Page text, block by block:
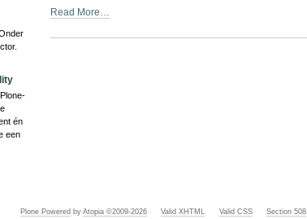
én
een
Read More…
Plone Powered byAtopia ©2009-2026 Valid XHTML Valid CSS Section 508